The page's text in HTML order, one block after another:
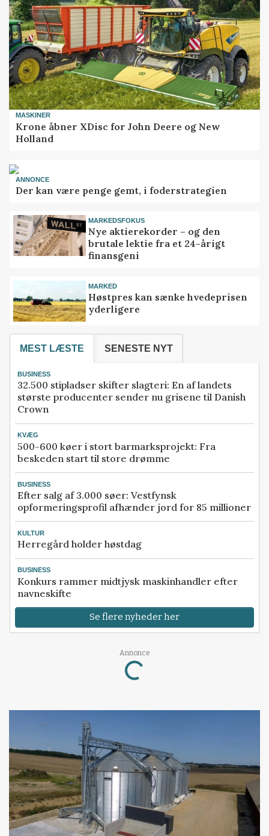
MASKINER
Krone åbner XDisc for John Deere og New
Holland
ANNONCE
Der kan være penge gemt, i foderstrategien
MARKEDSFOKUS
Nye aktierekorder – og den
brutale lektie fra et 24-årigt
finansgeni
MARKED
Høstpres kan sænke hvedeprisen
yderligere
MEST LÆSTE SENESTE NYT
BUSINESS
32.500 stipladser skifter slagteri: En af landets
største producenter sender nu grisene til Danish
Crown
KVÆG
500-600 køer i stort barmarksprojekt: Fra
beskeden start til store drømme
BUSINESS
Efter salg af 3.000 søer: Vestfynsk
opformeringsprofil afhænder jord for 85 millioner
KULTUR
Herregård holder høstdag
BUSINESS
Konkurs rammer midtjysk maskinhandler efter
navneskifte
Se flere nyheder her
Annonce
Loading...